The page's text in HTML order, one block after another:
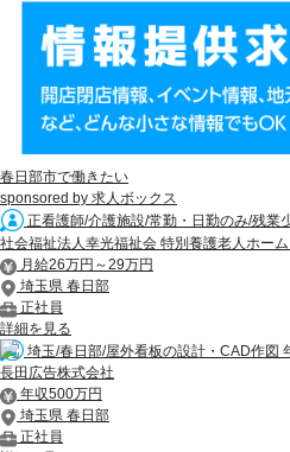
春日部市で働きたい
sponsored by 求人ボックス
正看護師/介護施設/常勤・日勤のみ/残業
社会福祉法人幸光福祉会 特別養護老人ホー
月給26万円～29万円
埼玉県 春日部
正社員
詳細を見る
埼玉/春日部/屋外看板の設計・CAD作図
長田広告株式会社
年収500万円
埼玉県 春日部
正社員